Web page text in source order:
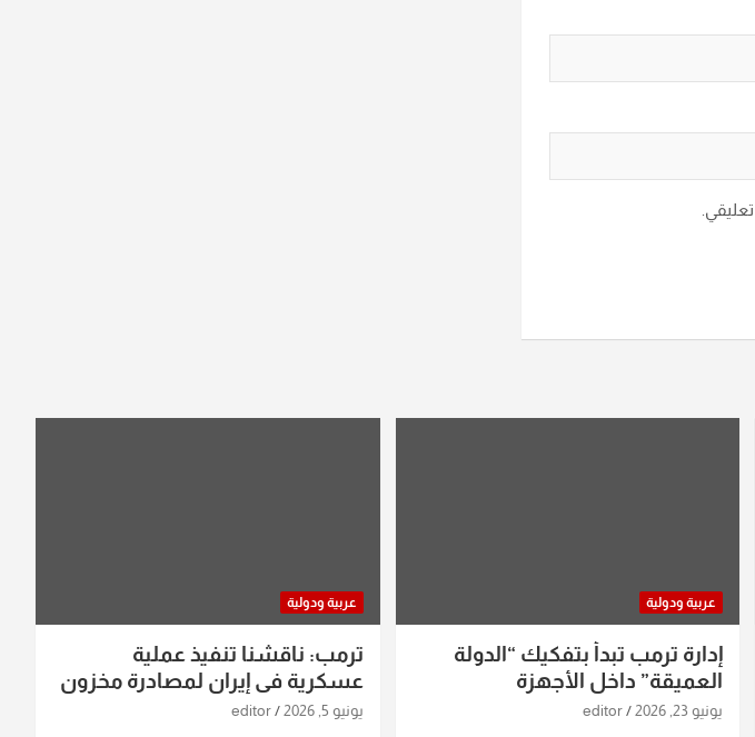
عربية ودولية
إدارة ترمب تبدأ بتفكيك “الدولة
العميقة” داخل الأجهزة
الاستخباراتية
يونيو 23, 2026 editor
عربية ودولية
ترمب: ناقشنا تنفيذ عملية
عسكرية في إيران لمصادرة مخزون
اليورانيوم
يونيو 5, 2026 editor